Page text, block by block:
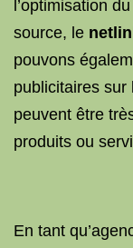
l’optimisation
source, le
pouvons
publicitaires sur
peuvent être
produits ou
En tant